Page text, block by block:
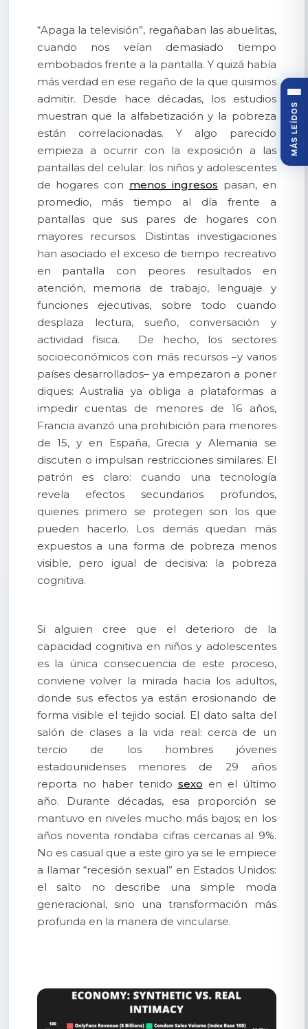
“Apaga la televisión”, regañaban las abuelitas,
cuando nos veían demasiado tiempo
embobados frente a la pantalla. Y quizá había
más verdad en ese regaño de la que quisimos
admitir. Desde hace décadas, los estudios
muestran que la alfabetización y la pobreza
están correlacionadas. Y algo parecido
empieza a ocurrir con la exposición a las
pantallas del celular: los niños y adolescentes
de hogares con menos ingresos pasan, en
promedio, más tiempo al día frente a
pantallas que sus pares de hogares con
mayores recursos. Distintas investigaciones
han asociado el exceso de tiempo recreativo
en pantalla con peores resultados en
atención, memoria de trabajo, lenguaje y
funciones ejecutivas, sobre todo cuando
desplaza lectura, sueño, conversación y
actividad física. De hecho, los sectores
socioeconómicos con más recursos –y varios
países desarrollados– ya empezaron a poner
diques: Australia ya obliga a plataformas a
impedir cuentas de menores de 16 años,
Francia avanzó una prohibición para menores
de 15, y en España, Grecia y Alemania se
discuten o impulsan restricciones similares. El
patrón es claro: cuando una tecnología
revela efectos secundarios profundos,
quienes primero se protegen son los que
pueden hacerlo. Los demás quedan más
expuestos a una forma de pobreza menos
visible, pero igual de decisiva: la pobreza
cognitiva.
Si alguien cree que el deterioro de la
capacidad cognitiva en niños y adolescentes
es la única consecuencia de este proceso,
conviene volver la mirada hacia los adultos,
donde sus efectos ya están erosionando de
forma visible el tejido social. El dato salta del
salón de clases a la vida real: cerca de un
tercio de los hombres jóvenes
estadounidenses menores de 29 años
reporta no haber tenido sexo en el último
año. Durante décadas, esa proporción se
mantuvo en niveles mucho más bajos; en los
años noventa rondaba cifras cercanas al 9%.
No es casual que a este giro ya se le empiece
a llamar “recesión sexual” en Estados Unidos:
el salto no describe una simple moda
generacional, sino una transformación más
profunda en la manera de vincularse.
MÁS LEÍDOS